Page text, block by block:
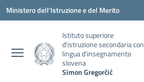
Vai ai contenuti
Vai al menu di navigazione
Vai al footer
Ministero dell'Istruzione e del Merito
Istituto superiore
d'istruzione secondaria con
lingua d'insegnamento
slovena
Simon Gregorčič